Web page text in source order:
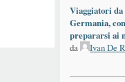
Viaggiatori da
Germania,
prepararsi ai
da
Ivan De